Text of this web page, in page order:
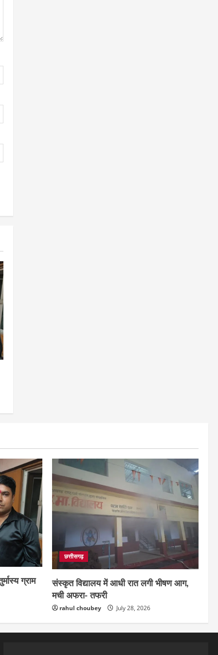
ग्राम
छत्तीसगढ़
संस्कृत विद्यालय में आधी रात लगी भीषण आग,
मची अफरा- तफरी
rahul choubey July 28, 2026